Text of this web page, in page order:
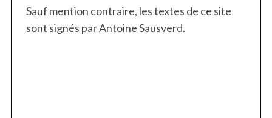
Sauf mention contraire, les textes de ce site
sont signés par Antoine Sausverd.